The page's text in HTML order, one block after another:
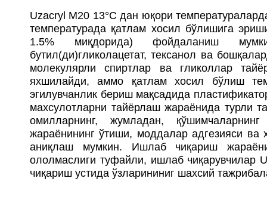
Uzacryl M20 13°С дан юқори
температурада қатлам хосил бўлишига
1.5% миқдорида) фойдаланиш
бутил(ди)гликолацетат, тексанол ва
молекулярли спиртлар ва гликоллар
яхшилайди, аммо қатлам хосил бўлиш
эгилувчанлик бериш мақсадида
махсулотларни тайёрлаш жараёнида турли
омилларнинг, жумладан,
жараёнининг ўтиши, моддалар адгезияси
аниқлаш мумкин. Ишлаб чиқариш
ололмаслиги туфайли, ишлаб чиқарувчилар
чиқариш устида ўзларининиг шахсий